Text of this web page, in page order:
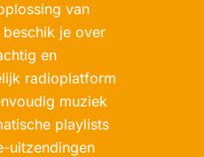
van
je over
en
radioplatform
muziek
playlists
uitzendingen